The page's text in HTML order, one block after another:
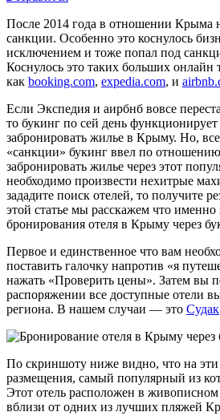
После 2014 года в отношении Крыма
санкции. Особенно это коснулось
исключением и тоже попал под
Коснулось это таких больших онлайн
как booking.com, expedia.com, и
Если Экспедия и аирбнб вовсе
то букинг по сей день
забронировать жилье в Крыму. Но,
«санкции» букинг ввел по
забронировать жилье через этот
необходимо произвести нехитрые
зададите поиск отелей, то получите
этой статье мы расскажем что именно
бронирования отеля в Крыму через
Первое и единственное что вам
поставить галочку напротив «я
нажать «Проверить цены». Затем вы
распоряжении все доступные отели
региона. В нашем случаи — это Судак
По скриншоту ниже видно, что на эти
размещения, самый популярный из
Этот отель расположен в
вблизи от одних из лучших пляжей